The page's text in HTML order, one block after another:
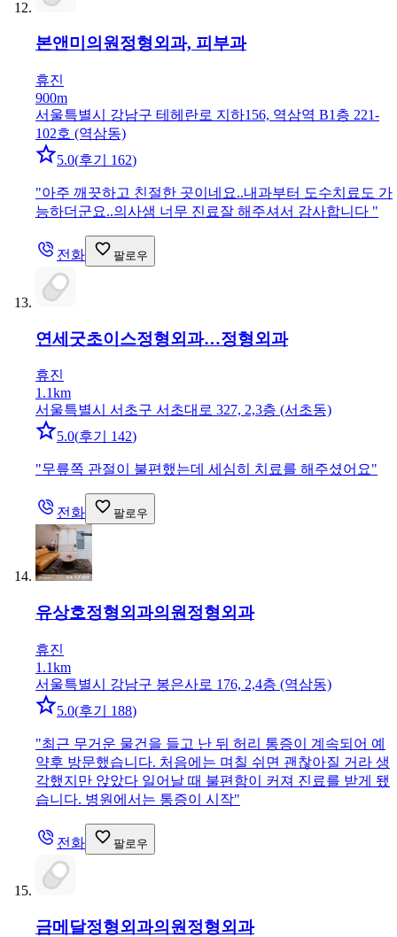
본앤미의원정형외과, 피부과
휴진
900m
서울특별시 강남구 테헤란로 지하156, 역삼역 B1층 221-
102호 (역삼동)
5.0(후기 162)
"아주 깨끗하고 친절한 곳이네요..내과부터 도수치료도 가
능하더군요..의사샘 너무 진료잘 해주셔서 감사합니다 "
전화 팔로우
연세굿초이스정형외과…정형외과
휴진
1.1km
서울특별시 서초구 서초대로 327, 2,3층 (서초동)
5.0(후기 142)
"무릎쪽 관절이 불편했는데 세심히 치료를 해주셨어요"
전화 팔로우
유상호정형외과의원 정형외과
휴진
1.1km
서울특별시 강남구 봉은사로 176, 2,4층 (역삼동)
5.0(후기 188)
"최근 무거운 물건을 들고 난 뒤 허리 통증이 계속되어 예
약후 방문했습니다. 처음에는 며칠 쉬면 괜찮아질 거라 생
각했지만 앉았다 일어날 때 불편함이 커져 진료를 받게 됐
습니다. 병원에서는 통증이 시작"
전화 팔로우
금메달정형외과의원 정형외과